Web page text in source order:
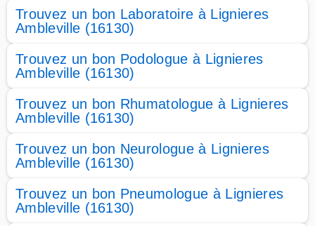
Trouvez un bon Laboratoire à Lignieres
Ambleville (16130)
Trouvez un bon Podologue à Lignieres
Ambleville (16130)
Trouvez un bon Rhumatologue à Lignieres
Ambleville (16130)
Trouvez un bon Neurologue à Lignieres
Ambleville (16130)
Trouvez un bon Pneumologue à Lignieres
Ambleville (16130)